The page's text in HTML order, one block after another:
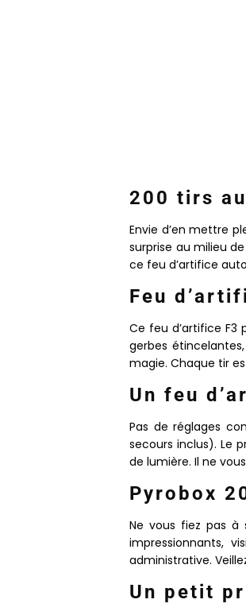
200 tirs
Envie d’en mettre
surprise au milieu
ce feu d’artifice
Feu
Ce feu d’artifice F3
gerbes
magie. Chaque tir
Un feu
Pas de réglages
secours inclus). Le
de lumière. Il ne
Pyrobox
Ne vous fiez pas à
impressionnants,
administrative.
Un petit